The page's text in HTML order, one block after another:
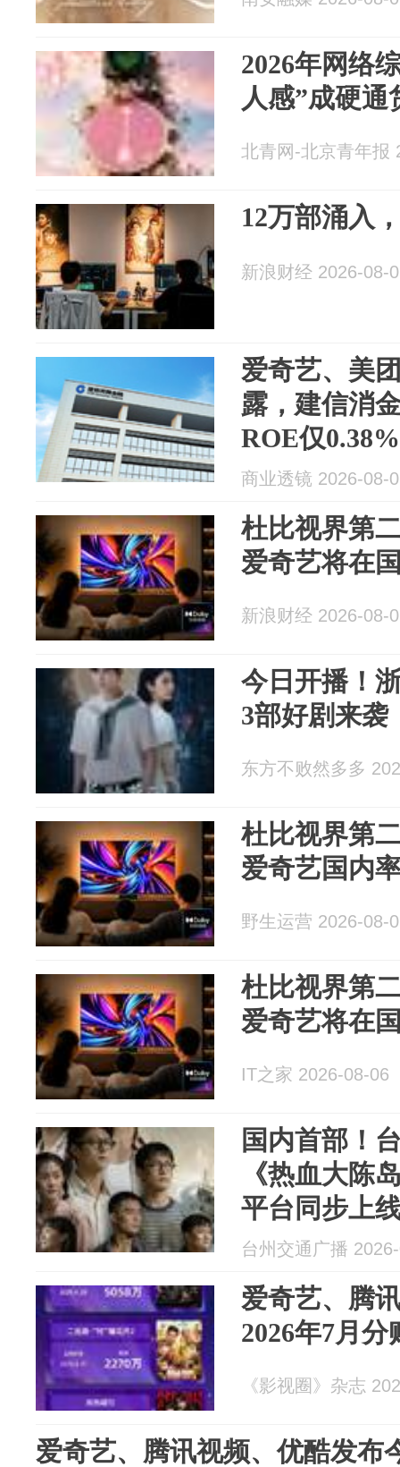
2026年网络
人感”成硬通
北青网-北京青年报
12万部涌入
新浪财经 2026-08-
爱奇艺、美
露，建信消
ROE仅0.38%
商业透镜 2026-08-
杜比视界第
爱奇艺将在
新浪财经 2026-08-
今日开播！
3部好剧来袭
东方不败然多多
杜比视界第
爱奇艺国内
野生运营 2026-08-
杜比视界第
爱奇艺将在
IT之家 2026-08-06
国内首部！
《热血大陈
平台同步上
台州交通广播
爱奇艺、腾
2026年7月分
《影视圈》杂志
爱奇艺、腾讯视频、优酷发布